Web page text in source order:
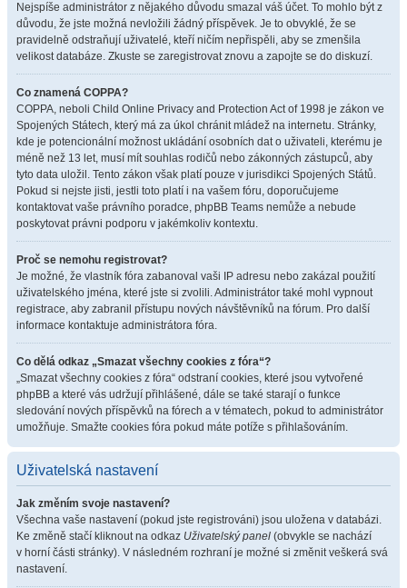
Nejspíše administrátor z nějakého důvodu smazal váš účet. To mohlo být z
důvodu, že jste možná nevložili žádný příspěvek. Je to obvyklé, že se
pravidelně odstraňují uživatelé, kteří ničím nepřispěli, aby se zmenšila
velikost databáze. Zkuste se zaregistrovat znovu a zapojte se do diskuzí.
Co znamená COPPA?
COPPA, neboli Child Online Privacy and Protection Act of 1998 je zákon ve
Spojených Státech, který má za úkol chránit mládež na internetu. Stránky,
kde je potencionální možnost ukládání osobních dat o uživateli, kterému je
méně než 13 let, musí mít souhlas rodičů nebo zákonných zástupců, aby
tyto data uložil. Tento zákon však platí pouze v jurisdikci Spojených Států.
Pokud si nejste jisti, jestli toto platí i na vašem fóru, doporučujeme
kontaktovat vaše právního poradce, phpBB Teams nemůže a nebude
poskytovat právni podporu v jakémkoliv kontextu.
Proč se nemohu registrovat?
Je možné, že vlastník fóra zabanoval vaši IP adresu nebo zakázal použití
uživatelského jména, které jste si zvolili. Administrátor také mohl vypnout
registrace, aby zabranil přístupu nových návštěvníků na fórum. Pro další
informace kontaktuje administrátora fóra.
Co dělá odkaz „Smazat všechny cookies z fóra“?
„Smazat všechny cookies z fóra“ odstraní cookies, které jsou vytvořené
phpBB a které vás udržují přihlášené, dále se také starají o funkce
sledování nových příspěvků na fórech a v tématech, pokud to administrátor
umožňuje. Smažte cookies fóra pokud máte potíže s přihlašováním.
Uživatelská nastavení
Jak změním svoje nastavení?
Všechna vaše nastavení (pokud jste registrováni) jsou uložena v databázi.
Ke změně stačí kliknout na odkaz Uživatelský panel (obvykle se nachází
v horní části stránky). V následném rozhraní je možné si změnit veškerá svá
nastavení.